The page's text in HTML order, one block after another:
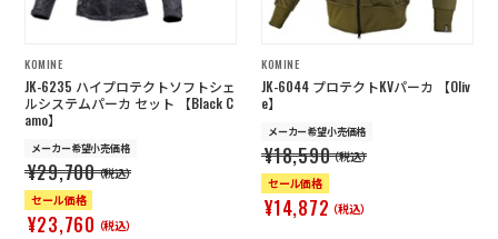
KOMINE
JK-6235 ハイプロテクトソフトシェ
ルシステムパーカ セット 【Black C
amo】
メーカー希望小売価格
¥29,700（税込）
セール価格
¥23,760（税込）
KOMINE
JK-6044 プロテクトKVパーカ 【Oliv
e】
メーカー希望小売価格
¥18,590（税込）
セール価格
¥14,872（税込）